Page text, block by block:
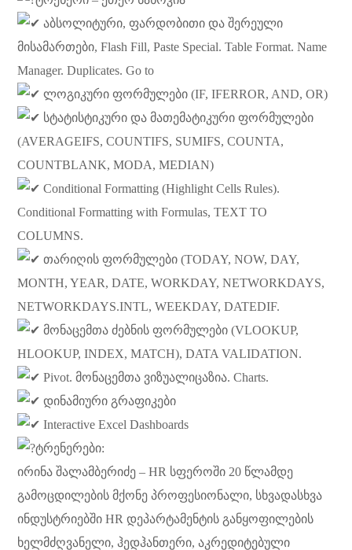
აბსოლიტური, ფარდობითი და შერეული
მისამართები, Flash Fill, Paste Special. Table Format. Name
Manager. Duplicates. Go to
ლოგიკური ფორმულები (IF, IFERROR, AND, OR)
სტატისტიკური და მათემატიკური ფორმულები
(AVERAGEIFS, COUNTIFS, SUMIFS, COUNTA,
COUNTBLANK, MODA, MEDIAN)
Conditional Formatting (Highlight Cells Rules).
Conditional Formatting with Formulas, TEXT TO
COLUMNS.
თარიღის ფორმულები (TODAY, NOW, DAY,
MONTH, YEAR, DATE, WORKDAY, NETWORKDAYS,
NETWORKDAYS.INTL, WEEKDAY, DATEDIF.
მონაცემთა ძებნის ფორმულები (VLOOKUP,
HLOOKUP, INDEX, MATCH), DATA VALIDATION.
Pivot. მონაცემთა ვიზუალიცაზია. Charts.
დინამიური გრაფიკები
Interactive Excel Dashboards
ტრენერები:
ირინა შალამბერიძე – HR სფეროში 20 წლამდე
გამოცდილების მქონე პროფესიონალი, სხვადასხვა
ინდუსტრიებში HR დეპარტამენტის განყოფილების
ხელმძღვანელი, ჰედჰანთერი, აკრედიტებული